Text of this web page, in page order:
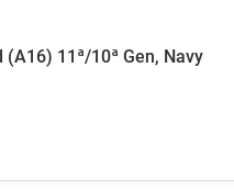
11ª/10ª Gen, Navy